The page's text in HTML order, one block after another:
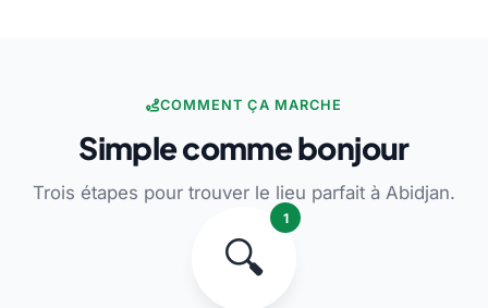
COMMENT ÇA MARCHE
Simple comme bonjour
Trois étapes pour trouver le lieu parfait à Abidjan.
🔍
1